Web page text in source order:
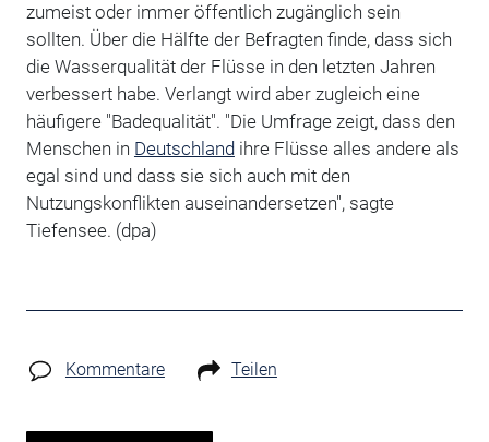
zumeist oder immer öffentlich zugänglich sein
sollten. Über die Hälfte der Befragten finde, dass sich
die Wasserqualität der Flüsse in den letzten Jahren
verbessert habe. Verlangt wird aber zugleich eine
häufigere "Badequalität". "Die Umfrage zeigt, dass den
Menschen in Deutschland ihre Flüsse alles andere als
egal sind und dass sie sich auch mit den
Nutzungskonflikten auseinandersetzen", sagte
Tiefensee. (dpa)
Kommentare Teilen